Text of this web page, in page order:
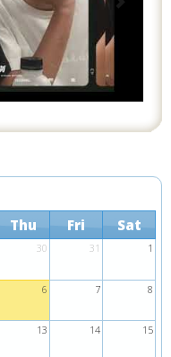
Thu Fri Sat
30 31 1
6 7 8
13 14 15